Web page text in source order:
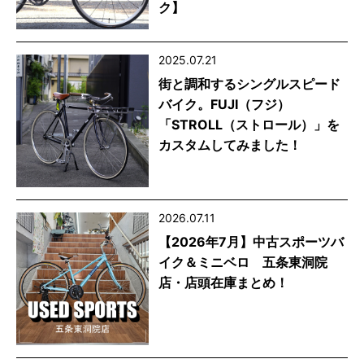
ク】
2025.07.21
街と調和するシングルスピード
バイク。FUJI（フジ）
「STROLL（ストロール）」を
カスタムしてみました！
2026.07.11
【2026年7月】中古スポーツバ
イク＆ミニベロ 五条東洞院
店・店頭在庫まとめ！